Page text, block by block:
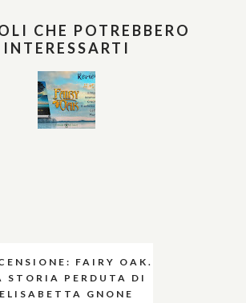
CHE POTREBBERO
INTERESSARTI
FAIRY OAK.
STORIA PERDUTA DI
ELISABETTA GNONE